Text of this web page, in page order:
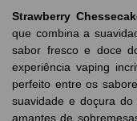
Strawberry
que combina a
sabor fresco e doce
experiência vaping
perfeito entre os
suavidade e doçura
amantes de